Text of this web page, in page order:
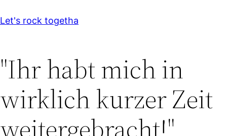
Let's rock togetha
"Ihr habt mich in
wirklich kurzer Zeit